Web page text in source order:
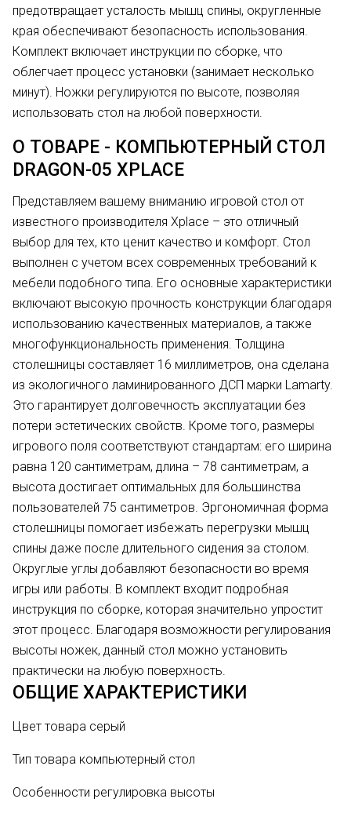
предотвращает усталость мышц спины, округленные
края обеспечивают безопасность использования.
Комплект включает инструкции по сборке, что
облегчает процесс установки (занимает несколько
минут). Ножки регулируются по высоте, позволяя
использовать стол на любой поверхности.
О ТОВАРЕ - КОМПЬЮТЕРНЫЙ СТОЛ
DRAGON-05 XPLACE
Представляем вашему вниманию игровой стол от
известного производителя Xplace – это отличный
выбор для тех, кто ценит качество и комфорт. Стол
выполнен с учетом всех современных требований к
мебели подобного типа. Его основные характеристики
включают высокую прочность конструкции благодаря
использованию качественных материалов, а также
многофункциональность применения. Толщина
столешницы составляет 16 миллиметров, она сделана
из экологичного ламинированного ДСП марки Lamarty.
Это гарантирует долговечность эксплуатации без
потери эстетических свойств. Кроме того, размеры
игрового поля соответствуют стандартам: его ширина
равна 120 сантиметрам, длина – 78 сантиметрам, а
высота достигает оптимальных для большинства
пользователей 75 сантиметров. Эргономичная форма
столешницы помогает избежать перегрузки мышц
спины даже после длительного сидения за столом.
Округлые углы добавляют безопасности во время
игры или работы. В комплект входит подробная
инструкция по сборке, которая значительно упростит
этот процесс. Благодаря возможности регулирования
высоты ножек, данный стол можно установить
практически на любую поверхность.
ОБЩИЕ ХАРАКТЕРИСТИКИ
Цвет товара серый
Тип товара компьютерный стол
Особенности регулировка высоты